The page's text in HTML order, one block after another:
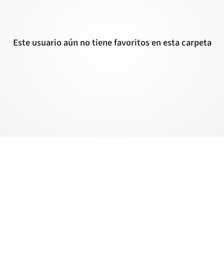
Este usuario aún no tiene favoritos en esta carpeta